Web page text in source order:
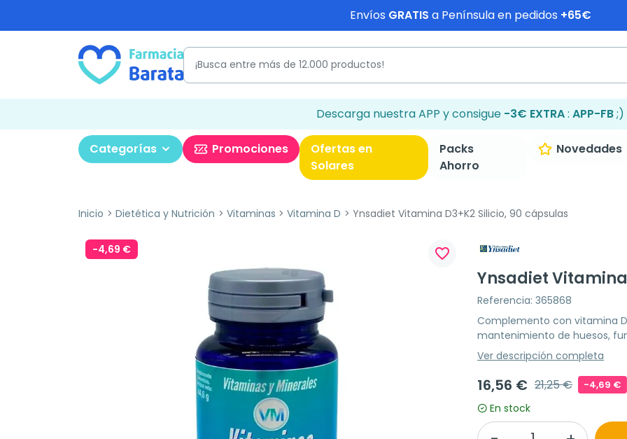
Envíos GRATIS a Península en pedidos +65€
Descarga nuestra APP y consigue -3€ EXTRA: APP-FB;)
Categorías Promociones
Ofertas en
Solares
Packs
Ahorro
Novedades
Inicio Dietética y Nutrición Vitaminas Vitamina D Ynsadiet Vitamina D3+K2 Silicio, 90 cápsulas
-4,69 € favorite_border
Ynsadiet
Referencia: 365868
Complemento con vitamina
mantenimiento de huesos,
Ver descripción completa
16,56 € 21,25 € -4,69 €
En stock